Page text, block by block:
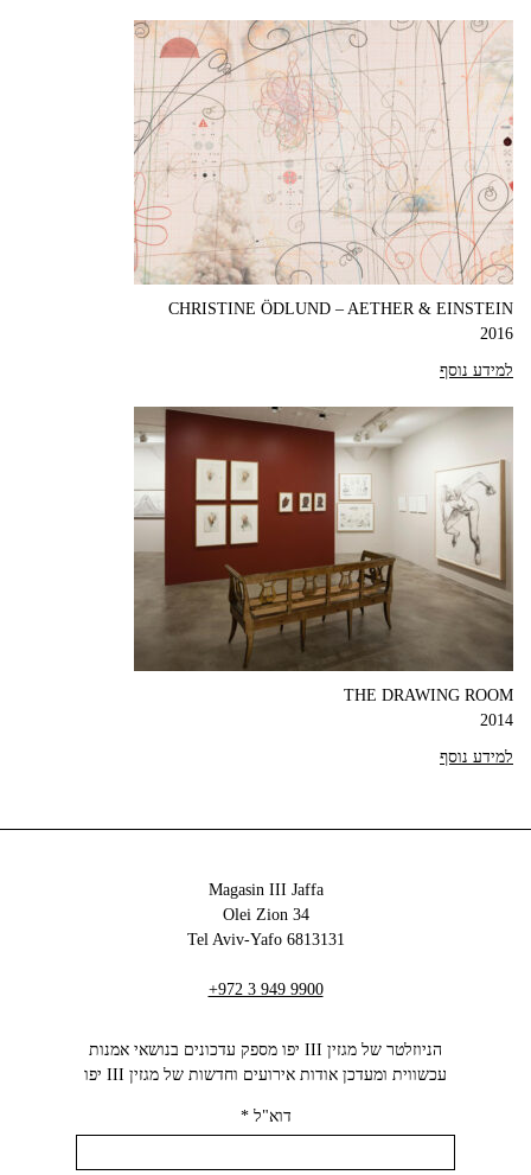
CHRISTINE ÖDLUND – AETHER & EINSTEIN
2016
למידע נוסף
THE DRAWING ROOM
2014
למידע נוסף
Magasin III Jaffa
34 Olei Zion
6813131 Tel Aviv-Yafo
+972 3 949 9900
הניוזלטר של מגזין III יפו מספק עדכונים בנושאי אמנות
עכשווית ומעדכן אודות אירועים וחדשות של מגזין III יפו‬
דוא"ל*